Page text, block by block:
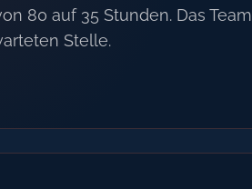
80 auf 35 Stunden. Das Team
Stelle.